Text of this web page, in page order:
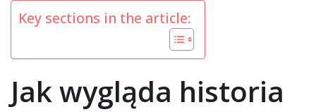
Key sections in the article:
Jak wygląda historia